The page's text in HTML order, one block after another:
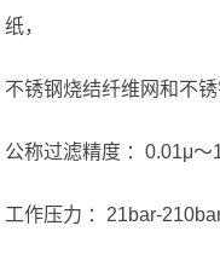
纸，
不锈钢烧结纤维网和不锈
公称过滤精度 ：0.01μ〜
工作压力 ：21bar-